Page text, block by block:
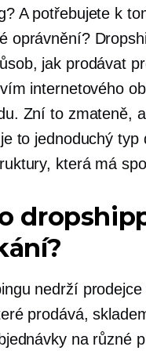
A potřebujete k
oprávnění?
jak prodávat
internetového
Zní to zmateně,
to jednoduchý typ
která má
nedrží prodejce
prodává,
na různé